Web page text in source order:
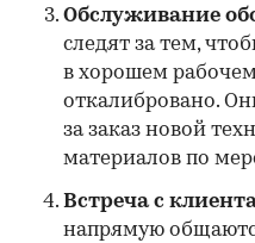
Обслуживание
следят за тем,
в хорошем
откалибровано.
за заказ новой
материалов по
Встреча с
напрямую